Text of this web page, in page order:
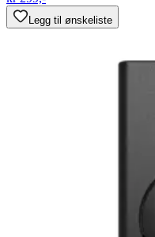
Legg til ønskeliste